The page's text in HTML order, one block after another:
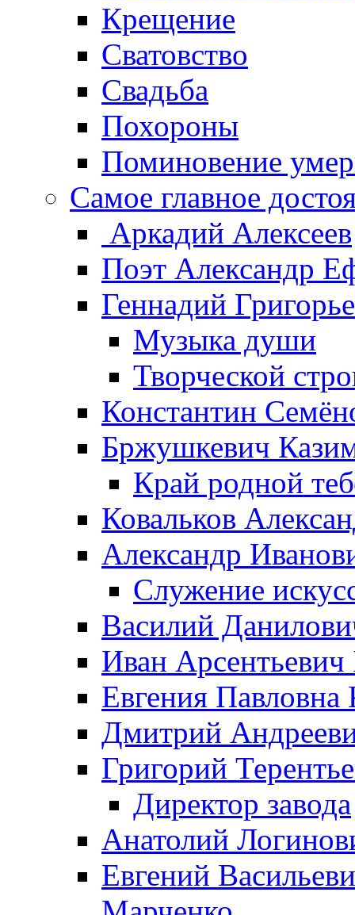
Крещение
Сватовство
Свадьба
Похороны
Поминовение
Самое главное
Аркадий Алексеев
Поэт Александр
Геннадий
Музыка души
Творческой
Константин
Бржушкевич
Край родной
Ковальков
Александр
Служение
Василий
Иван
Евгения Павловна
Дмитрий
Григорий
Директор завода
Анатолий
Евгений